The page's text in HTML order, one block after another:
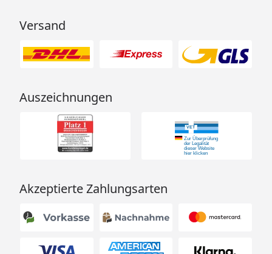
Versand
Auszeichnungen
Akzeptierte Zahlungsarten